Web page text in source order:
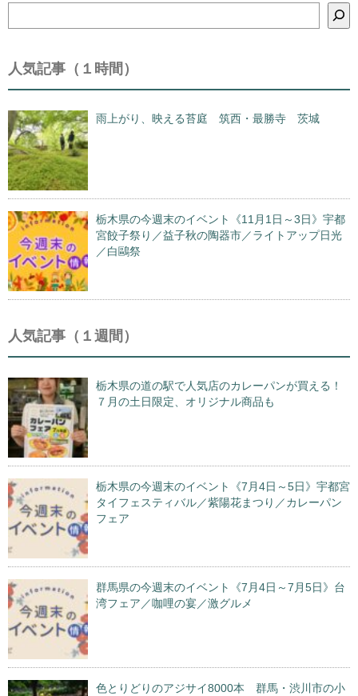
人気記事（１時間）
雨上がり、映える苔庭 筑西・最勝寺 茨城
栃木県の今週末のイベント《11月1日～3日》宇都
宮餃子祭り／益子秋の陶器市／ライトアップ日光
／白鷗祭
人気記事（１週間）
栃木県の道の駅で人気店のカレーパンが買える！
７月の土日限定、オリジナル商品も
栃木県の今週末のイベント《7月4日～5日》宇都宮
タイフェスティバル／紫陽花まつり／カレーパン
フェア
群馬県の今週末のイベント《7月4日～7月5日》台
湾フェア／咖哩の宴／激グルメ
色とりどりのアジサイ8000本 群馬・渋川市の小